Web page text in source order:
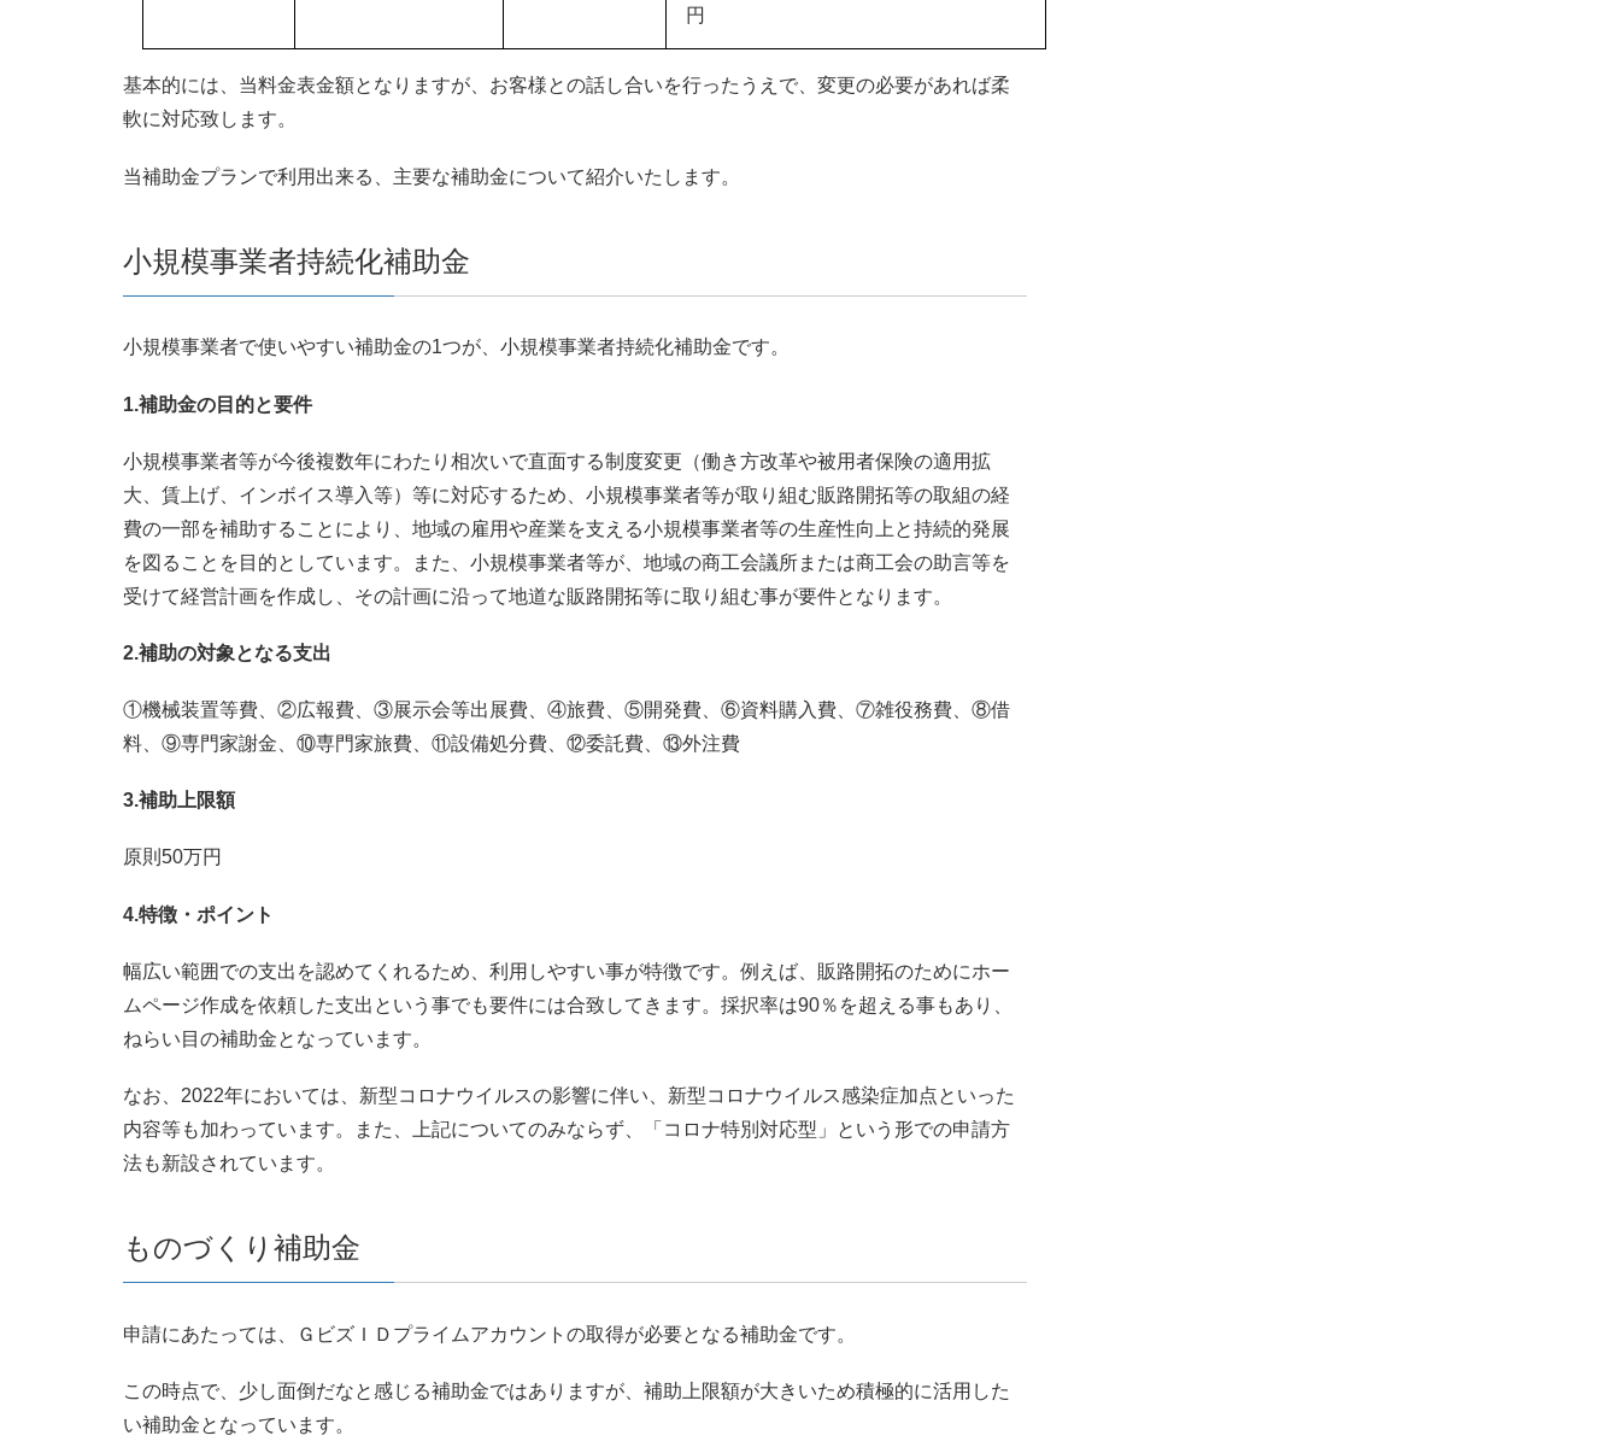
円
基本的には、当料金表金額となりますが、お客様との話し合いを行ったうえで、変更の必要があれば柔
軟に対応致します。
当補助金プランで利用出来る、主要な補助金について紹介いたします。
小規模事業者持続化補助金
小規模事業者で使いやすい補助金の1つが、小規模事業者持続化補助金です。
1.補助金の目的と要件
小規模事業者等が今後複数年にわたり相次いで直面する制度変更（働き方改革や被用者保険の適用拡
大、賃上げ、インボイス導入等）等に対応するため、小規模事業者等が取り組む販路開拓等の取組の経
費の一部を補助することにより、地域の雇用や産業を支える小規模事業者等の生産性向上と持続的発展
を図ることを目的としています。また、小規模事業者等が、地域の商工会議所または商工会の助言等を
受けて経営計画を作成し、その計画に沿って地道な販路開拓等に取り組む事が要件となります。
2.補助の対象となる支出
①機械装置等費、②広報費、③展示会等出展費、④旅費、⑤開発費、⑥資料購入費、⑦雑役務費、⑧借
料、⑨専門家謝金、⑩専門家旅費、⑪設備処分費、⑫委託費、⑬外注費
3.補助上限額
原則50万円
4.特徴・ポイント
幅広い範囲での支出を認めてくれるため、利用しやすい事が特徴です。例えば、販路開拓のためにホー
ムページ作成を依頼した支出という事でも要件には合致してきます。採択率は90％を超える事もあり、
ねらい目の補助金となっています。
なお、2022年においては、新型コロナウイルスの影響に伴い、新型コロナウイルス感染症加点といった
内容等も加わっています。また、上記についてのみならず、「コロナ特別対応型」という形での申請方
法も新設されています。
ものづくり補助金
申請にあたっては、ＧビズＩＤプライムアカウントの取得が必要となる補助金です。
この時点で、少し面倒だなと感じる補助金ではありますが、補助上限額が大きいため積極的に活用した
い補助金となっています。